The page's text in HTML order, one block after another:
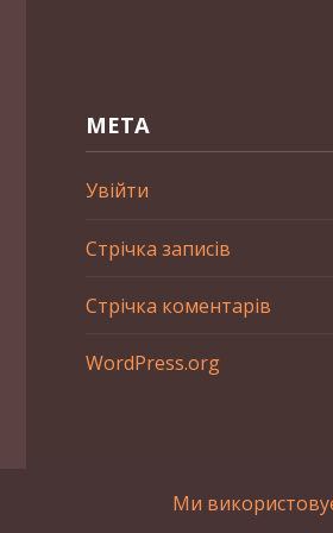
МЕТА
Увійти
Стрічка записів
Стрічка коментарів
WordPress.org
2015-2023 © UAHistory Всі
Ми